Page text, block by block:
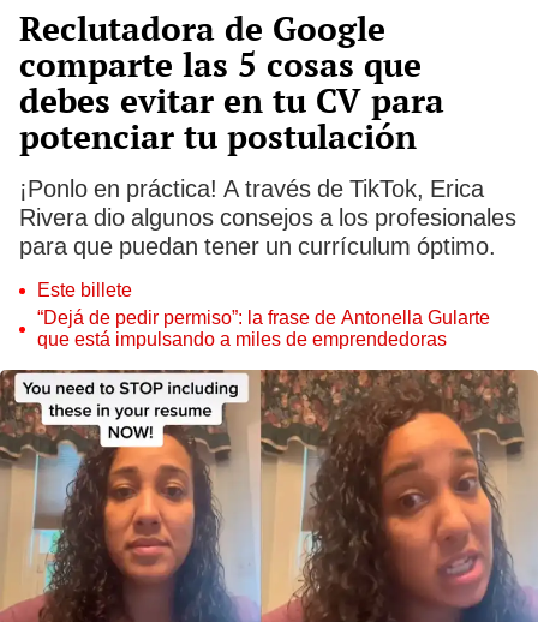
Reclutadora de Google
comparte las 5 cosas que
debes evitar en tu CV para
potenciar tu postulación
¡Ponlo en práctica! A través de TikTok, Erica
Rivera dio algunos consejos a los profesionales
para que puedan tener un currículum óptimo.
Este billete
“Dejá de pedir permiso”: la frase de Antonella Gularte
que está impulsando a miles de emprendedoras